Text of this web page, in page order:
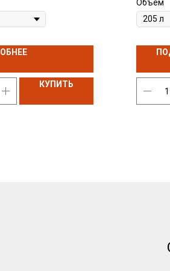
рафинаты
масел с зольным
антикоррозионные и
свойства, а
диспергирующее
КУПИТЬ
Объем